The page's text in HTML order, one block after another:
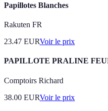
Papillotes Blanches
Rakuten FR
23.47 EURVoir le prix
PAPILLOTE PRALINE
Comptoirs Richard
38.00 EURVoir le prix